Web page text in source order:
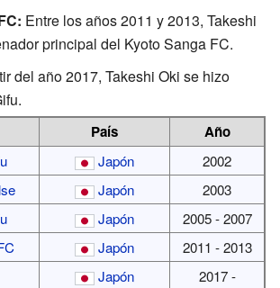
Entre los años 2011 y 2013, Takeshi
principal del Kyoto Sanga FC.
del año 2017, Takeshi Oki se hizo
País Año
Japón
2002
Japón
2003
Japón
2005 - 2007
Japón
2011 - 2013
Japón 2017 -